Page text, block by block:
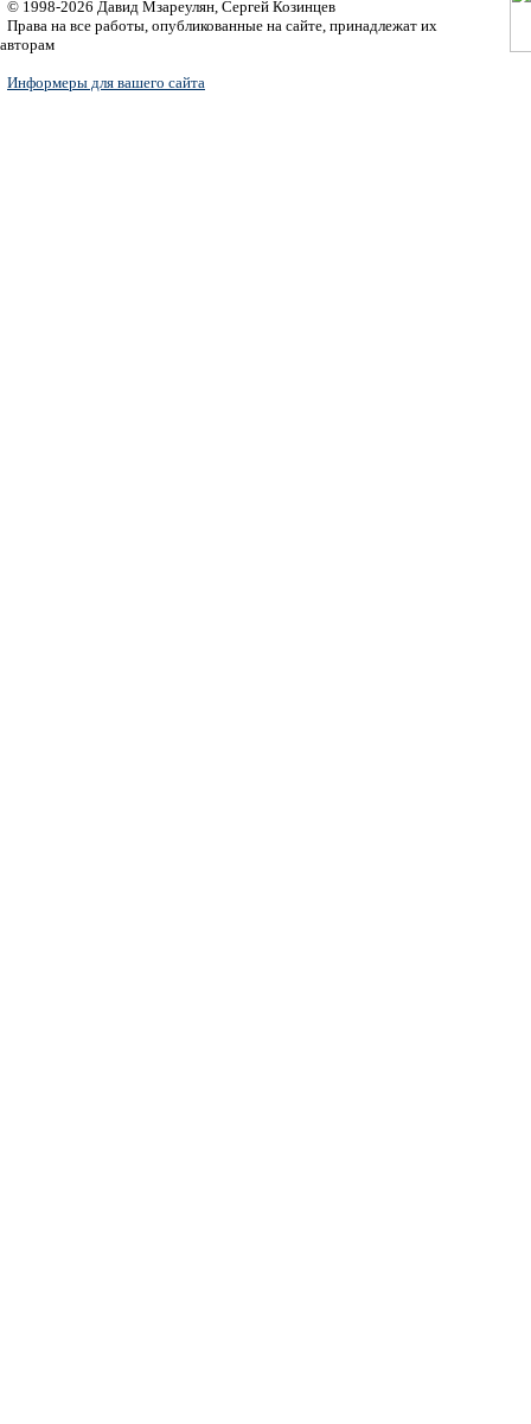
© 1998-2026 Давид Мзареулян, Сергей Козинцев
Права на все работы, опубликованные на сайте, принадлежат их
авторам
Информеры для вашего сайта